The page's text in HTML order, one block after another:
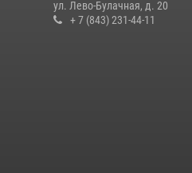
ул. Лево-Булачная, д. 20
+ 7 (843) 231-44-11